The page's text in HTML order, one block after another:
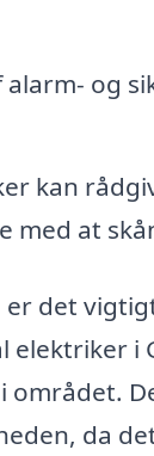
og
kan
med at
det
i
da